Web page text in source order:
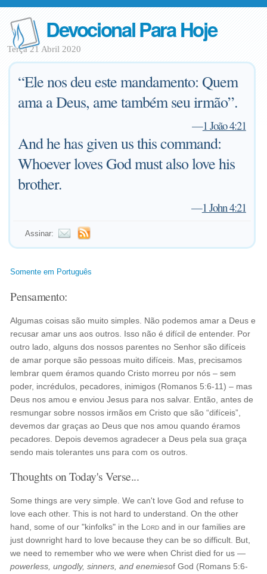
Devocional Para Hoje
Terça 21 Abril 2020
“Ele nos deu este mandamento: Quem
ama a Deus, ame também seu irmão”.
—1 João 4:21
And he has given us this command:
Whoever loves God must also love his
brother.
—1 John 4:21
Assinar:
Somente em Português
Pensamento:
Algumas coisas são muito simples. Não podemos amar a Deus e
recusar amar uns aos outros. Isso não é difícil de entender. Por
outro lado, alguns dos nossos parentes no Senhor são difíceis
de amar porque são pessoas muito difíceis. Mas, precisamos
lembrar quem éramos quando Cristo morreu por nós – sem
poder, incrédulos, pecadores, inimigos (Romanos 5:6-11) – mas
Deus nos amou e enviou Jesus para nos salvar. Então, antes de
resmungar sobre nossos irmãos em Cristo que são “difíceis”,
devemos dar graças ao Deus que nos amou quando éramos
pecadores. Depois devemos agradecer a Deus pela sua graça
sendo mais tolerantes uns para com os outros.
Thoughts on Today's Verse...
Some things are very simple. We can't love God and refuse to
love each other. This is not hard to understand. On the other
hand, some of our "kinfolks" in the Lord and in our families are
just downright hard to love because they can be so difficult. But,
we need to remember who we were when Christ died for us —
powerless, ungodly, sinners, and enemiesof God (Romans 5:6-